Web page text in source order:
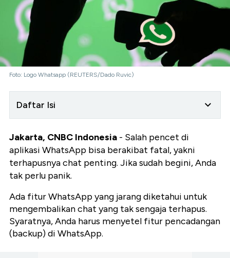
Foto: Logo Whatsapp (REUTERS/Dado Ruvic)
Daftar Isi
Jakarta, CNBC Indonesia - Salah pencet di
aplikasi WhatsApp bisa berakibat fatal, yakni
terhapusnya chat penting. Jika sudah begini, Anda
tak perlu panik.
Ada fitur WhatsApp yang jarang diketahui untuk
mengembalikan chat yang tak sengaja terhapus.
Syaratnya, Anda harus menyetel fitur pencadangan
(backup) di WhatsApp.